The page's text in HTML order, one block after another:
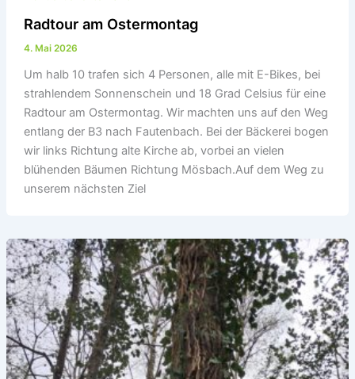
Radtour am Ostermontag
4. Mai 2026
Um halb 10 trafen sich 4 Personen, alle mit E-Bikes, bei
strahlendem Sonnenschein und 18 Grad Celsius für eine
Radtour am Ostermontag. Wir machten uns auf den Weg
entlang der B3 nach Fautenbach. Bei der Bäckerei bogen
wir links Richtung alte Kirche ab, vorbei an vielen
blühenden Bäumen Richtung Mösbach.Auf dem Weg zu
unserem nächsten Ziel